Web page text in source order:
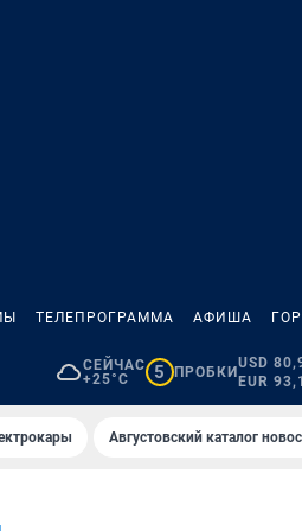
ТЕЛЕПРОГРАММА АФИША
СЕЙЧАС
+25°C
5 ПРОБКИ
USD
EUR
Августовский каталог